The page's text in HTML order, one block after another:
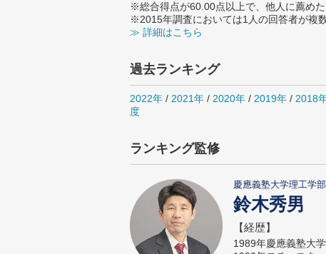
※総合得点が60.00点以上で、他人に薦め
※2015年調査においては1人の回答者が複
≫ 詳細はこちら
過去ランキング
2022年 / 2021年 / 2020年 / 2019年 / 2018
度
ランキング監修
慶應義塾大学理工学
鈴木秀男
【経歴】
1989年慶應義塾大